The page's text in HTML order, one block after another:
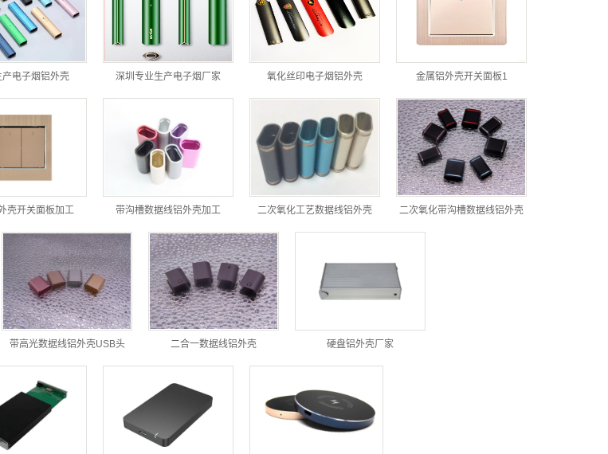
产电子烟铝外壳 深圳专业生产电子烟厂家 氧化丝印电子烟铝外壳 金属铝外壳开关面板1
壳开关面板加工 带沟槽数据线铝外壳加工 二次氧化工艺数据线铝外壳 二次氧化带沟槽数据线铝外壳
带高光数据线铝外壳USB头 二合一数据线铝外壳 硬盘铝外壳厂家